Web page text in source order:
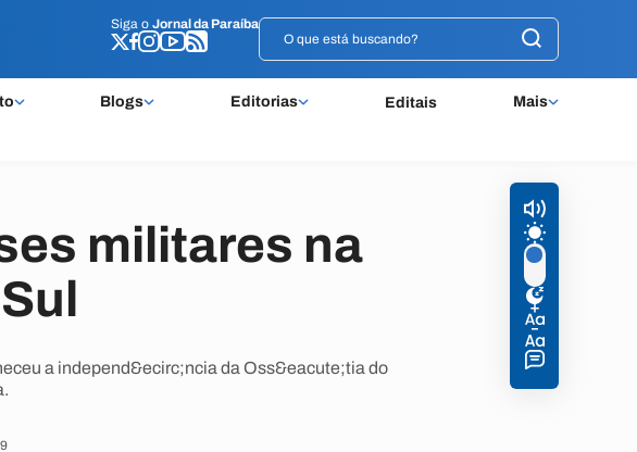
Siga o Jornal da Paraíba
Blogs Editorias Editais Mais
Siga o Jornal da Paraíba
militares na
a independ&ecirc;ncia da Oss&eacute;tia do